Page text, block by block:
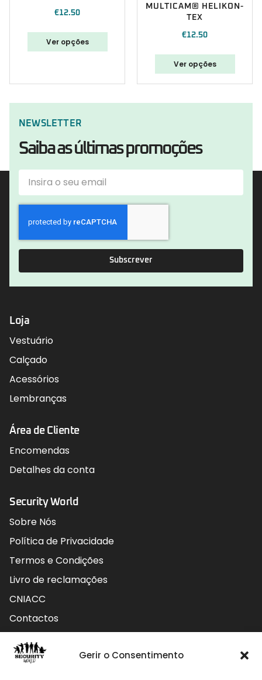
Gerir o Consentimento
€12.50
Ver opções
MULTICAM® HELIKON-
TEX
€12.50
Ver opções
NEWSLETTER
Saiba as últimas promoções
Subscrever
Loja
Vestuário
Calçado
Acessórios
Lembranças
Área de Cliente
Encomendas
Detalhes da conta
Security World
Sobre Nós
Política de Privacidade
Termos e Condições
Livro de reclamações
CNIACC
Contactos
Contactos